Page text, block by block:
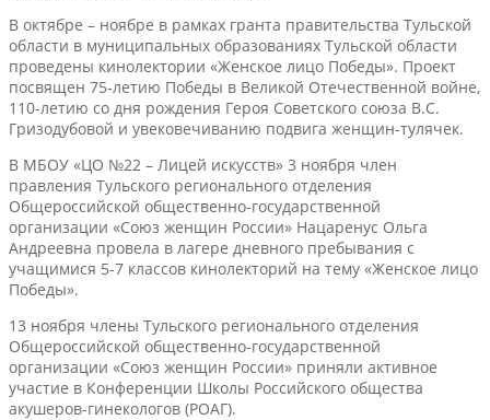
В октябре – ноябре в рамках гранта правительства Тульской
области в муниципальных образованиях Тульской области
проведены кинолектории «Женское лицо Победы». Проект
посвящен 75-летию Победы в Великой Отечественной войне,
110-летию со дня рождения Героя Советского союза В.С.
Гризодубовой и увековечиванию подвига женщин-тулячек.
В МБОУ «ЦО №22 – Лицей искусств» 3 ноября член
правления Тульского регионального отделения
Общероссийской общественно-государственной
организации «Союз женщин России» Нацаренус Ольга
Андреевна провела в лагере дневного пребывания с
учащимися 5-7 классов кинолекторий на тему «Женское лицо
Победы».
13 ноября члены Тульского регионального отделения
Общероссийской общественно-государственной
организации «Союз женщин России» приняли активное
участие в Конференции Школы Российского общества
акушеров-гинекологов (РОАГ).